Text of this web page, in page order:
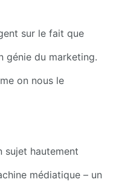
génie du marketing.
on nous le
sujet hautement
médiatique – un